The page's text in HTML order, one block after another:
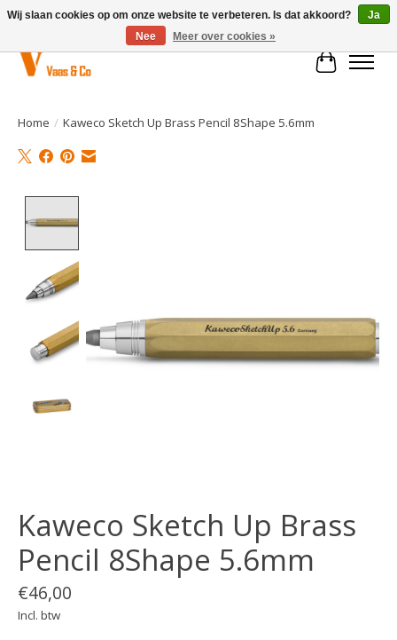
Home / Kaweco Sketch Up Brass Pencil 8Shape 5.6mm
Kaweco Sketch Up Brass
Pencil 8Shape 5.6mm
€46,00
Incl. btw
Wij slaan cookies op om onze website te verbeteren. Is dat akkoord?
Ja
Nee
Meer over cookies »